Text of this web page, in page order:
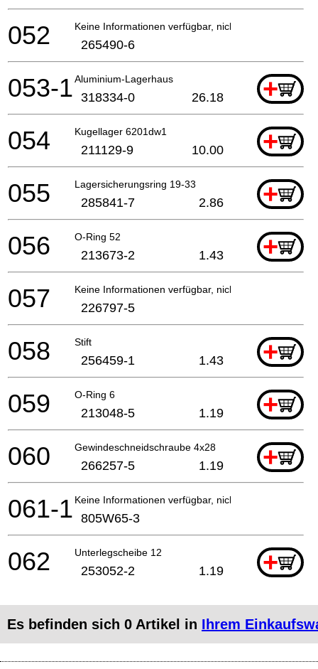
Keine Informationen verfügbar, nicht bestellbar
052 265490-6
Aluminium-Lagerhaus +
053-1 318334-0 26.18
Kugellager 6201dw1 +
054 211129-9 10.00
Lagersicherungsring 19-33 +
055 285841-7 2.86
O-Ring 52 +
056 213673-2 1.43
Keine Informationen verfügbar, nicht bestellbar
057 226797-5
Stift +
058 256459-1 1.43
O-Ring 6 +
059 213048-5 1.19
Gewindeschneidschraube 4x28 +
060 266257-5 1.19
Keine Informationen verfügbar, nicht bestellbar
061-1 805W65-3
Unterlegscheibe 12 +
062 253052-2 1.19
Es befinden sich 0 Artikel in Ihrem